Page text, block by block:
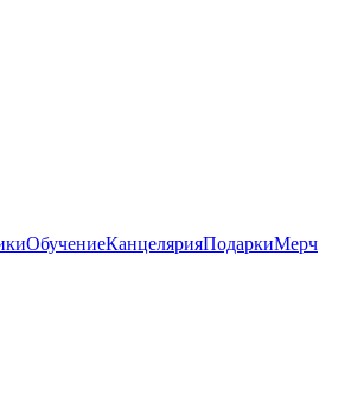
ОбучениеКанцелярияПодаркиМерч